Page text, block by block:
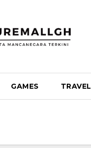
GAMES TRAVEL